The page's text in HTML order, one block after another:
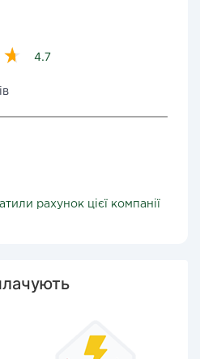
4.7
рахунок цієї компанії